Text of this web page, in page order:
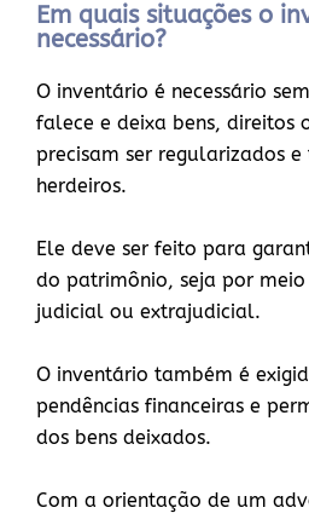
Em quais situações o
necessário?
O inventário é necessário
falece e deixa bens, direitos
precisam ser regularizados
herdeiros.
Ele deve ser feito para
do patrimônio, seja por meio
judicial ou extrajudicial.
O inventário também é
pendências financeiras e
dos bens deixados.
Com a orientação de um